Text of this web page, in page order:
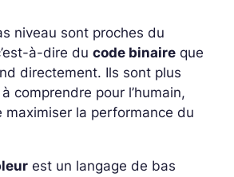
niveau sont proches du
à-dire du code binaire que
directement. Ils sont plus
comprendre pour l’humain,
maximiser la performance du
est un langage de bas